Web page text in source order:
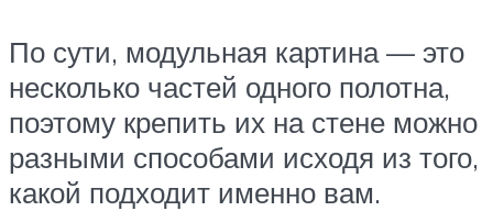
По сути, модульная картина — это
несколько частей одного полотна,
поэтому крепить их на стене можно
разными способами исходя из того,
какой подходит именно вам.